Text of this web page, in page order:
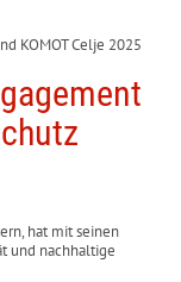
hat mit seinen
und nachhaltige